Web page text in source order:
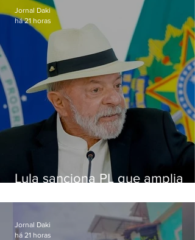
Lula sanciona PL que amplia
crianças
Jornal Daki
há 21 horas
Jornal Daki
há 21 horas